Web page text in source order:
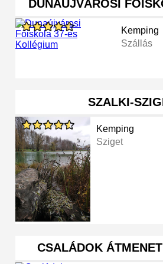
DUNAÚJVÁROSI
Kemping
Szállás
SZALKI-
Kemping
Sziget
CSALÁDOK